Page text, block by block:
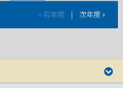
« 前年度 | 次年度 »